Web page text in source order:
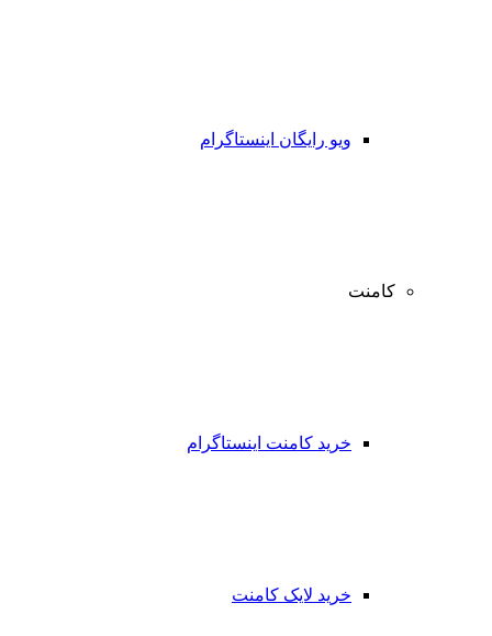
ویو رایگان اینستاگرام
کامنت
خرید کامنت اینستاگرام
خرید لایک کامنت